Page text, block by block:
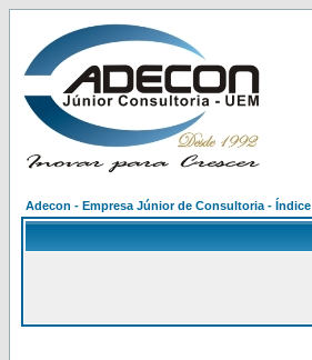
Adecon - Empresa Júnior de Consultoria - Índice